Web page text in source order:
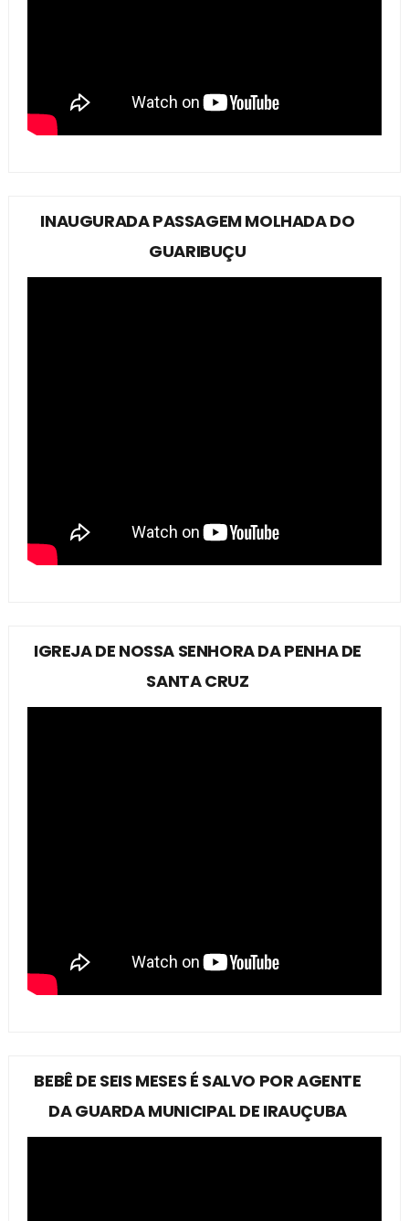
INAUGURADA PASSAGEM MOLHADA DO
GUARIBUÇU
IGREJA DE NOSSA SENHORA DA PENHA DE
SANTA CRUZ
BEBÊ DE SEIS MESES É SALVO POR AGENTE
DA GUARDA MUNICIPAL DE IRAUÇUBA